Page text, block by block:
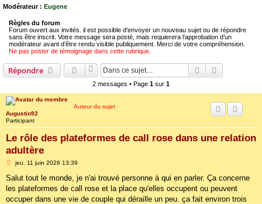
Modérateur : Eugene
Règles du forum
Forum ouvert aux invités. il est possible d'envoyer un nouveau sujet ou de répondre
sans être inscrit. Votre message sera posté, mais requierera l’approbation d’un
modérateur avant d’être rendu visible publiquement. Merci de votre compréhension.
Ne pas poster de témoignage dans cette rubrique.
Répondre Rechercher
2 messages • Page 1 sur 1
Auteur du sujet
Augustin92
Participant
Le rôle des plateformes de call rose dans une relation
adultère
M
s
a
g
jeu. 11 juin 2026 13:39
Salut tout le monde, je n'ai trouvé personne à qui en parler. Ça concerne
les plateformes de call rose et la place qu'elles occupent ou peuvent
occuper dans une vie de couple qui déraille un peu. ça fait environ trois